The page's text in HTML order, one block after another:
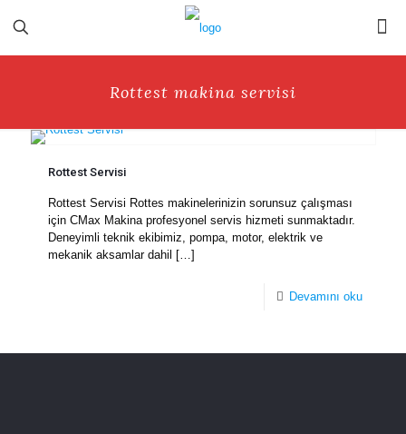
Rottest makina servisi
Rottest Servisi
Rottest Servisi Rottes makinelerinizin sorunsuz çalışması
için CMax Makina profesyonel servis hizmeti sunmaktadır.
Deneyimli teknik ekibimiz, pompa, motor, elektrik ve
mekanik aksamlar dahil
[…]
Devamını oku